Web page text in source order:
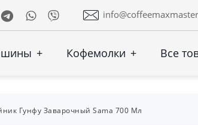
TelegramWhatsapp
Viber
+ Кофемолки + Все
Гунфу Заварочный Sama 700 Мл